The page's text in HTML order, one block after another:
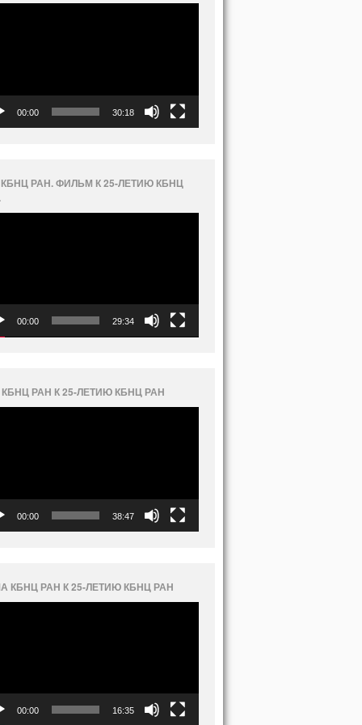
00:00 30:18
РАН. ФИЛЬМ К 25-ЛЕТИЮ КБНЦ
00:00 29:34
РАН К 25-ЛЕТИЮ КБНЦ РАН
00:00 38:47
КБНЦ РАН К 25-ЛЕТИЮ КБНЦ РАН
00:00 16:35